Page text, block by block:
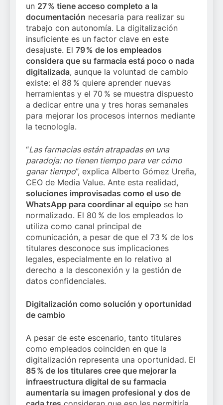
un 27 % tiene acceso completo a la
documentación necesaria para realizar su
trabajo con autonomía. La digitalización
insuficiente es un factor clave en este
desajuste. El 79 % de los empleados
considera que su farmacia está poco o nada
digitalizada, aunque la voluntad de cambio
existe: el 88 % quiere aprender nuevas
herramientas y el 70 % se muestra dispuesto
a dedicar entre una y tres horas semanales
para mejorar los procesos internos mediante
la tecnología.
“Las farmacias están atrapadas en una
paradoja: no tienen tiempo para ver cómo
ganar tiempo”, explica Alberto Gómez Ureña,
CEO de Media Value. Ante esta realidad,
soluciones improvisadas como el uso de
WhatsApp para coordinar al equipo se han
normalizado. El 80 % de los empleados lo
utiliza como canal principal de
comunicación, a pesar de que el 73 % de los
titulares desconoce sus implicaciones
legales, especialmente en lo relativo al
derecho a la desconexión y la gestión de
datos confidenciales.
Digitalización como solución y oportunidad
de cambio
A pesar de este escenario, tanto titulares
como empleados coinciden en que la
digitalización representa una oportunidad. El
85 % de los titulares cree que mejorar la
infraestructura digital de su farmacia
aumentaría su imagen profesional y dos de